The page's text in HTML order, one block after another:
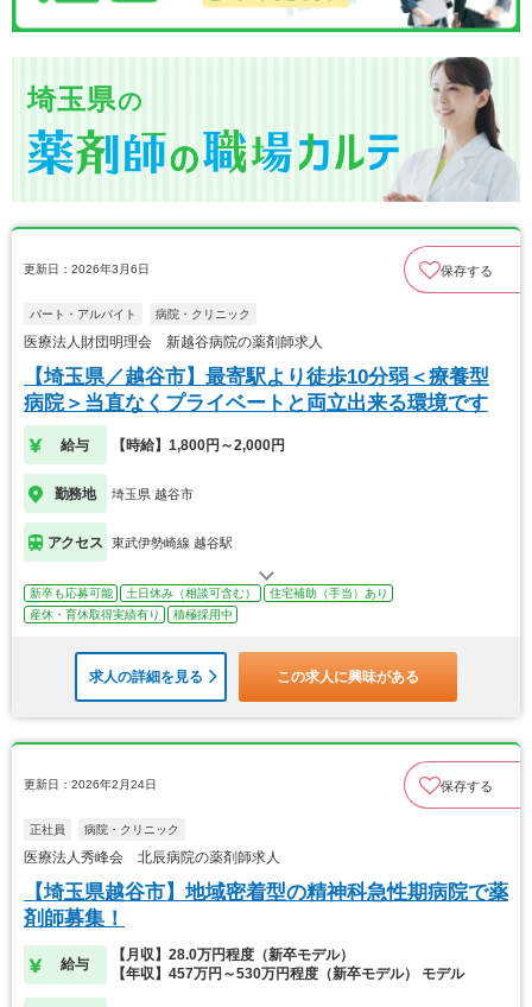
埼玉県の
更新日：2026年3月6日 保存する
パート・アルバイト 病院・クリニック
医療法人財団明理会 新越谷病院の薬剤師求人
【埼玉県／越谷市】最寄駅より徒歩10分弱＜療養型
病院＞当直なくプライベートと両立出来る環境です
給与 【時給】1,800円～2,000円
勤務地 埼玉県 越谷市
アクセス 東武伊勢崎線 越谷駅
新卒も応募可能 土日休み（相談可含む）
住宅補助（手当）あり
産休・育休取得実績有り
積極採用中
求人の詳細を見る この求人に興味がある
更新日：2026年2月24日 保存する
正社員 病院・クリニック
医療法人秀峰会 北辰病院の薬剤師求人
【埼玉県越谷市】地域密着型の精神科急性期病院で薬
剤師募集！
給与
【月収】28.0万円程度（新卒モデル）
【年収】457万円～530万円程度（新卒モデル） モデル